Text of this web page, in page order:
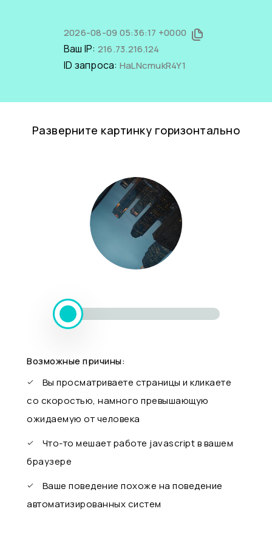
2026-08-09 05:36:17 +0000
Ваш IP: 216.73.216.124
ID запроса: HaLNcmukR4Y1
Разверните картинку горизонтально
Возможные причины:
Вы просматриваете страницы и кликаете
со скоростью, намного превышающую
ожидаемую от человека
Что-то мешает работе javascript в вашем
браузере
Ваше поведение похоже на поведение
автоматизированных систем